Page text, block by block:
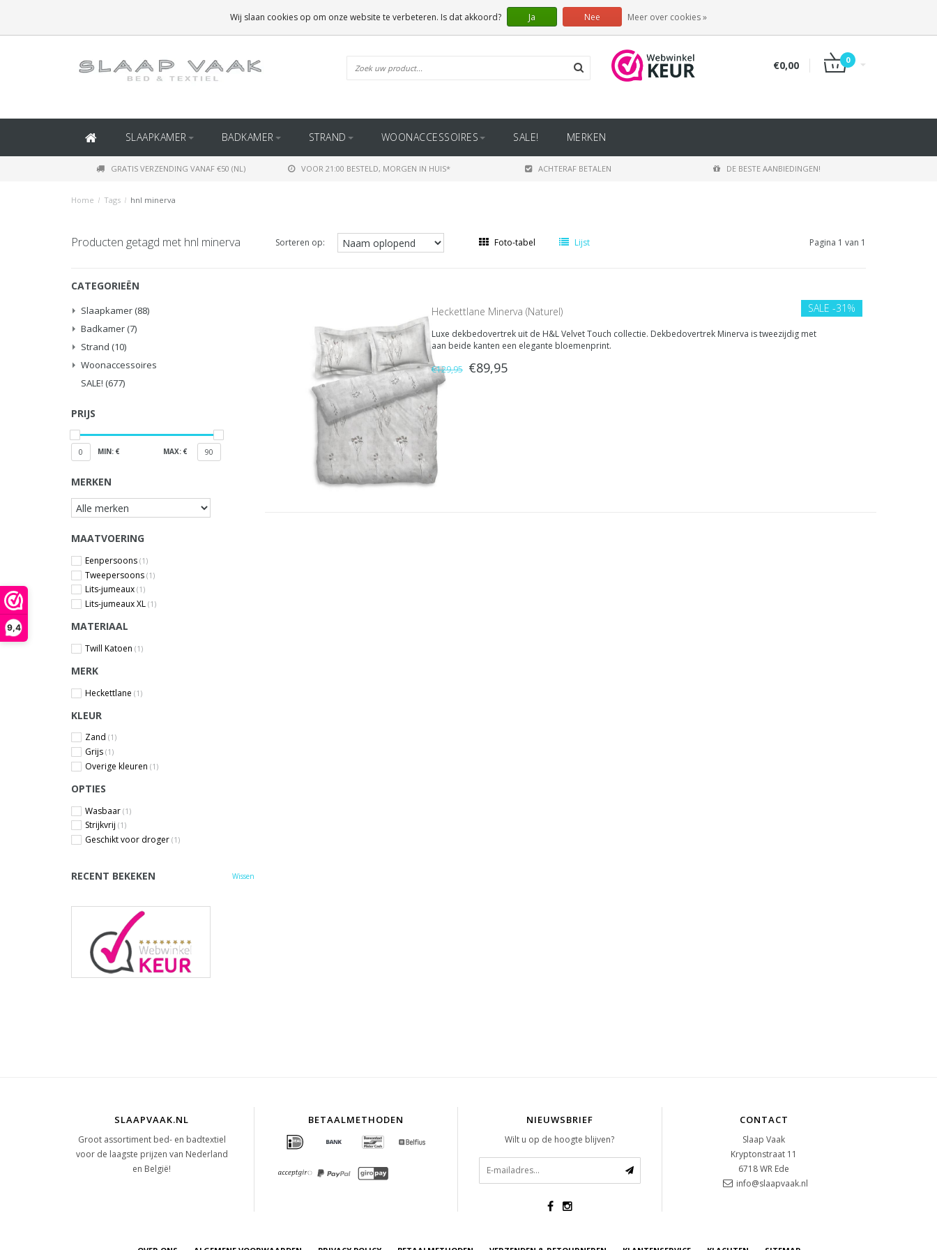
9,4
(BINNEN BELGIË)
€0,00 0
SLAAPKAMER BADKAMER STRAND WOONACCESSOIRES SALE! MERKEN
GRATIS VERZENDING VANAF €50 (NL) VOOR 21:00 BESTELD, MORGEN IN HUIS* ACHTERAF BETALEN DE BESTE AANBIEDINGEN!
Home / Tags / hnl minerva
Producten getagd met hnl minerva Sorteren op: Foto-tabel Lijst Pagina 1 van 1
CATEGORIEËN
Slaapkamer (88)
Badkamer (7)
Strand (10)
Woonaccessoires
SALE! (677)
PRIJS
0 MIN: € MAX: € 90
MERKEN
MAATVOERING
Eenpersoons (1)
Tweepersoons (1)
Lits-jumeaux (1)
Lits-jumeaux XL (1)
MATERIAAL
Twill Katoen (1)
MERK
Heckettlane (1)
KLEUR
Zand (1)
Grijs (1)
Overige kleuren (1)
OPTIES
Wasbaar (1)
Strijkvrij (1)
Geschikt voor droger (1)
RECENT BEKEKEN Wissen
SALE -31%
Heckettlane Minerva (Naturel)
Luxe dekbedovertrek uit de H&L Velvet Touch collectie. Dekbedovertrek Minerva is tweezijdig met
aan beide kanten een elegante bloemenprint.
€129,95 €89,95
SLAAPVAAK.NL
Groot assortiment bed- en badtextiel
voor de laagste prijzen van Nederland
en België!
BETAALMETHODEN NIEUWSBRIEF
Wilt u op de hoogte blijven?
CONTACT
Slaap Vaak
Kryptonstraat 11
6718 WR Ede
info@slaapvaak.nl
Wij slaan cookies op om onze website te verbeteren. Is dat akkoord? Ja Nee Meer over cookies »